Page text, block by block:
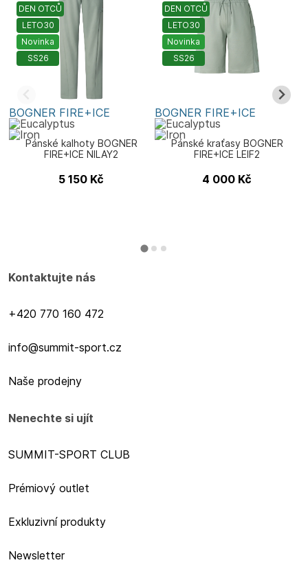
DEN OTCŮ
LETO30
Novinka
SS26
BOGNER FIRE+ICE
Pánské kalhoty BOGNER
FIRE+ICE NILAY2
5 150 Kč
DEN OTCŮ
LETO30
Novinka
SS26
BOGNER FIRE+ICE
Pánské kraťasy BOGNER
FIRE+ICE LEIF2
4 000 Kč
Kontaktujte nás
+420 770 160 472
info@summit-sport.cz
Naše prodejny
Nenechte si ujít
SUMMIT-SPORT CLUB
Prémiový outlet
Exkluzivní produkty
Newsletter